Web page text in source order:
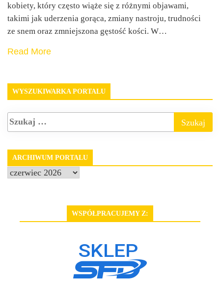
kobiety, który często wiąże się z różnymi objawami,
takimi jak uderzenia gorąca, zmiany nastroju, trudności
ze snem oraz zmniejszona gęstość kości. W…
Read More
WYSZUKIWARKA PORTALU
ARCHIWUM PORTALU
Archiwum
WSPÓŁPRACUJEMY Z: